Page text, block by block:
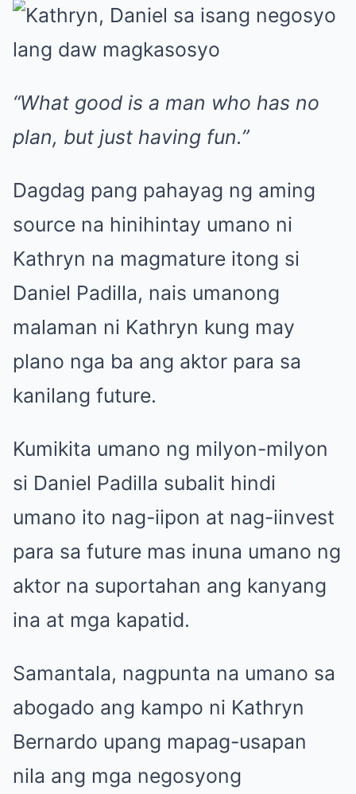
“What good is a man who has no
plan, but just having fun.”
Dagdag pang pahayag ng aming
source na hinihintay umano ni
Kathryn na magmature itong si
Daniel Padilla, nais umanong
malaman ni Kathryn kung may
plano nga ba ang aktor para sa
kanilang future.
Kumikita umano ng milyon-milyon
si Daniel Padilla subalit hindi
umano ito nag-iipon at nag-iinvest
para sa future mas inuna umano ng
aktor na suportahan ang kanyang
ina at mga kapatid.
Samantala, nagpunta na umano sa
abogado ang kampo ni Kathryn
Bernardo upang mapag-usapan
nila ang mga negosyong